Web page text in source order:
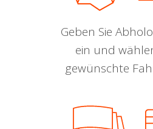
Geben Sie
ein und
gewünschte